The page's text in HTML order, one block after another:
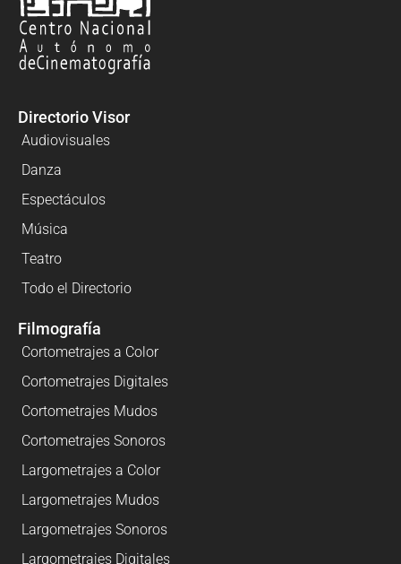
Directorio Visor
Audiovisuales
Danza
Espectáculos
Música
Teatro
Todo el Directorio
Filmografía
Cortometrajes a Color
Cortometrajes Digitales
Cortometrajes Mudos
Cortometrajes Sonoros
Largometrajes a Color
Largometrajes Mudos
Largometrajes Sonoros
Largometrajes Digitales